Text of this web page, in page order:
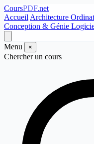
CoursPDF.net
Accueil Architecture
Conception & Génie
Menu ×
Chercher un cours